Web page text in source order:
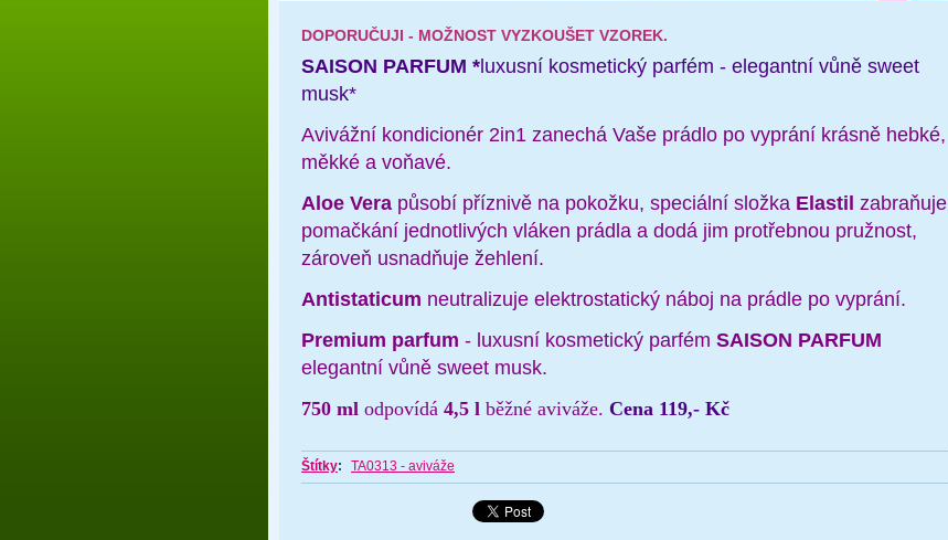
DOPORUČUJI - MOŽNOST VYZKOUŠET VZOREK.
SAISON PARFUM *luxusní kosmetický parfém - elegantní vůně sweet
musk*
Avivážní kondicionér 2in1 zanechá Vaše prádlo po vyprání krásně hebké,
měkké a voňavé.
Aloe Vera působí příznivě na pokožku, speciální složka Elastil zabraňuje
pomačkání jednotlivých vláken prádla a dodá jim protřebnou pružnost,
zároveň usnadňuje žehlení.
Antistaticum neutralizuje elektrostatický náboj na prádle po vyprání.
Premium parfum - luxusní kosmetický parfém SAISON PARFUM
elegantní vůně sweet musk.
750 ml odpovídá 4,5 l běžné aviváže. Cena 119,- Kč
Štítky: TA0313 - aviváže